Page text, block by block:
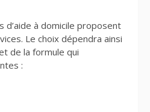
d’aide à domicile proposent
Le choix dépendra ainsi
de la formule qui
: